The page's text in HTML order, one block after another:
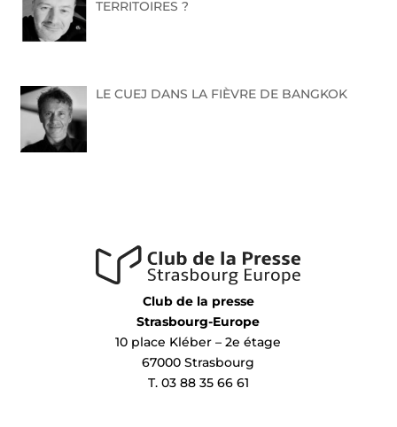
TERRITOIRES ?
LE CUEJ DANS LA FIÈVRE DE BANGKOK
Club de la presse
Strasbourg-Europe
10 place Kléber – 2e étage
67000 Strasbourg
T. 03 88 35 66 61